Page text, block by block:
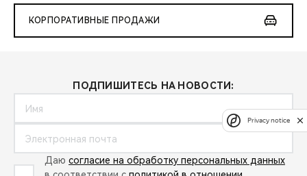
КОРПОРАТИВНЫЕ ПРОДАЖИ
ПОДПИШИТЕСЬ НА НОВОСТИ:
Даю согласие на обработку персональных данных
Privacy notice